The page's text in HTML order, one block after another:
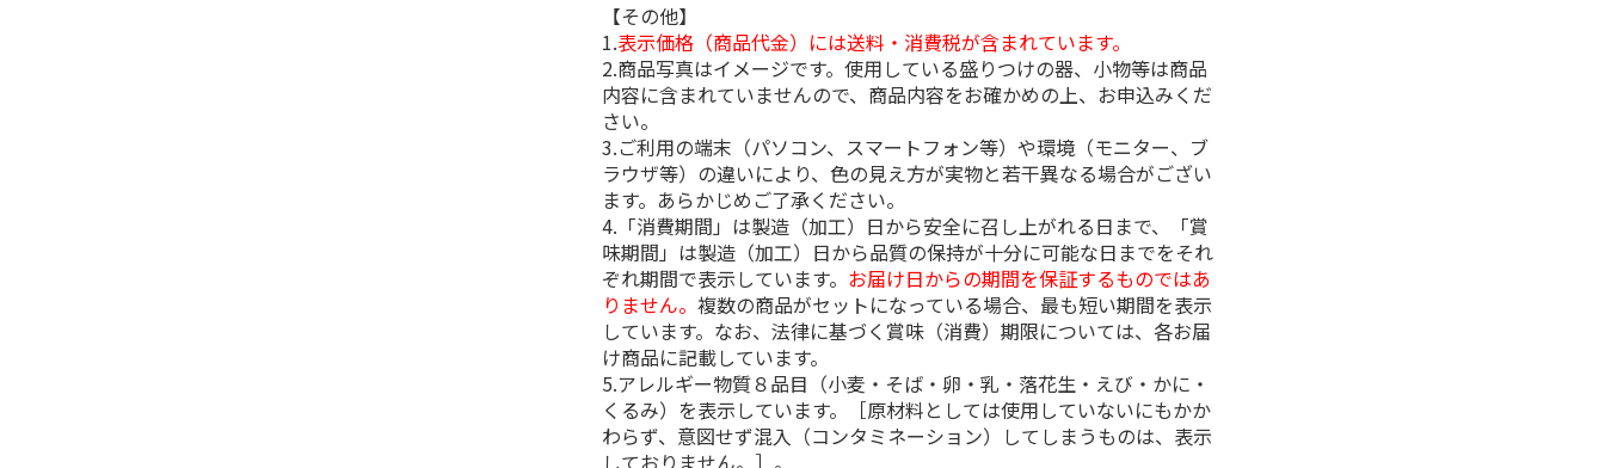
【その他】
1.表示価格（商品代金）には送料・消費税が含まれています。
2.商品写真はイメージです。使用している盛りつけの器、小物等は商品
内容に含まれていませんので、商品内容をお確かめの上、お申込みくだ
さい。
3.ご利用の端末（パソコン、スマートフォン等）や環境（モニター、ブ
ラウザ等）の違いにより、色の見え方が実物と若干異なる場合がござい
ます。あらかじめご了承ください。
4.「消費期間」は製造（加工）日から安全に召し上がれる日まで、「賞
味期間」は製造（加工）日から品質の保持が十分に可能な日までをそれ
ぞれ期間で表示しています。 お届け日からの期間を保証するものではあ
りません。複数の商品がセットになっている場合、最も短い期間を表示
しています。なお、法律に基づく賞味（消費）期限については、各お届
け商品に記載しています。
5.アレルギー物質８品目（小麦・そば・卵・乳・落花生・えび・かに・
くるみ）を表示しています。［原材料としては使用していないにもかか
わらず、意図せず混入（コンタミネーション）してしまうものは、表示